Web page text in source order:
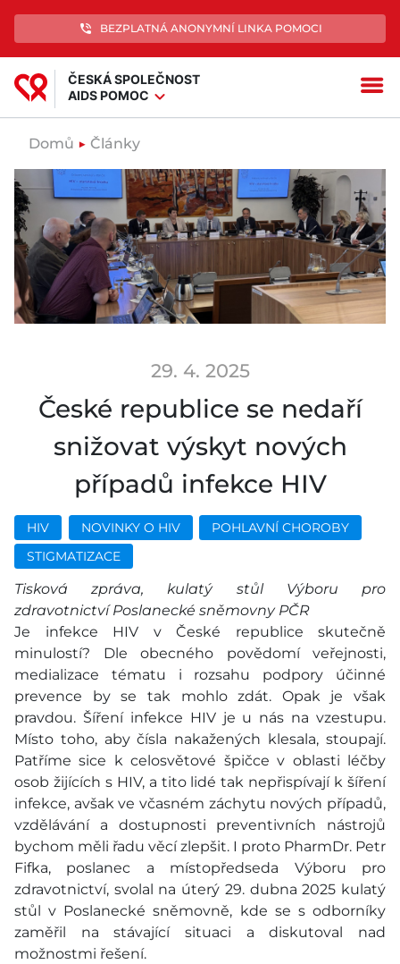
phone_in_talk BEZPLATNÁ ANONYMNÍ LINKA POMOCI
ČESKÁ SPOLEČNOST
AIDS POMOC expand_more menu
Domů ▶ Články
29. 4. 2025
České republice se nedaří
snižovat výskyt nových
případů infekce HIV
HIV NOVINKY O HIV
POHLAVNÍ CHOROBY
STIGMATIZACE
Tisková zpráva, kulatý stůl Výboru pro
zdravotnictví Poslanecké sněmovny PČR
Je infekce HIV v České republice skutečně
minulostí? Dle obecného povědomí veřejnosti,
medializace tématu i rozsahu podpory účinné
prevence by se tak mohlo zdát. Opak je však
pravdou. Šíření infekce HIV je u nás na vzestupu.
Místo toho, aby čísla nakažených klesala, stoupají.
Patříme sice k celosvětové špičce v oblasti léčby
osob žijících s HIV, a tito lidé tak nepřispívají k šíření
infekce, avšak ve včasném záchytu nových případů,
vzdělávání a dostupnosti preventivních nástrojů
bychom měli řadu věcí zlepšit. I proto PharmDr. Petr
Fifka, poslanec a místopředseda Výboru pro
zdravotnictví, svolal na úterý 29. dubna 2025 kulatý
stůl v Poslanecké sněmovně, kde se s odborníky
zaměřil na stávající situaci a diskutoval nad
možnostmi řešení.